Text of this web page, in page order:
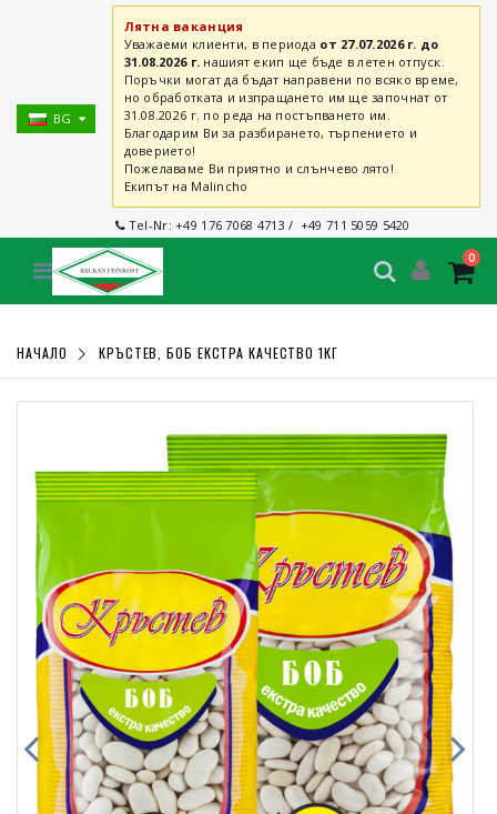
BG
Лятна ваканция
Уважаеми клиенти, в периода от 27.07.2026 г. до
31.08.2026 г. нашият екип ще бъде в летен отпуск.
Поръчки могат да бъдат направени по всяко време,
но обработката и изпращането им ще започнат от
31.08.2026 г. по реда на постъпването им.
Благодарим Ви за разбирането, търпението и
доверието!
Пожелаваме Ви приятно и слънчево лято!
Екипът на Malincho
Tel-Nr:+49 176 7068 4713 / +49 711 5059 5420
0
НАЧАЛО КРЪСТЕВ, БОБ ЕКСТРА КАЧЕСТВО 1КГ